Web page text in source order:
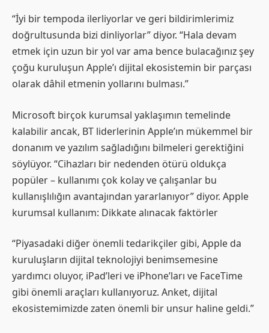
“İyi bir tempoda ilerliyorlar ve geri bildirimlerimiz
doğrultusunda bizi dinliyorlar” diyor. “Hala devam
etmek için uzun bir yol var ama bence bulacağınız şey
çoğu kuruluşun Apple’ı dijital ekosistemin bir parçası
olarak dâhil etmenin yollarını bulması.”
Microsoft birçok kurumsal yaklaşımın temelinde
kalabilir ancak, BT liderlerinin Apple’ın mükemmel bir
donanım ve yazılım sağladığını bilmeleri gerektiğini
söylüyor. “Cihazları bir nedenden ötürü oldukça
popüler – kullanımı çok kolay ve çalışanlar bu
kullanışlılığın avantajından yararlanıyor” diyor. Apple
kurumsal kullanım: Dikkate alınacak faktörler
“Piyasadaki diğer önemli tedarikçiler gibi, Apple da
kuruluşların dijital teknolojiyi benimsemesine
yardımcı oluyor, iPad’leri ve iPhone’ları ve FaceTime
gibi önemli araçları kullanıyoruz. Anket, dijital
ekosistemimizde zaten önemli bir unsur haline geldi.”